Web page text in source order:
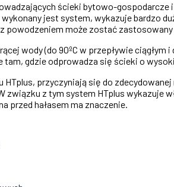
ścieki bytowo-gospodarcze
jest system, wykazuje bardzo
może zostać
wody (do 90ºC w przepływie ciągłym
gdzie odprowadza się ścieki o
przyczyniają się do
z tym system HTplus wykazuje
przed hałasem ma znaczenie.